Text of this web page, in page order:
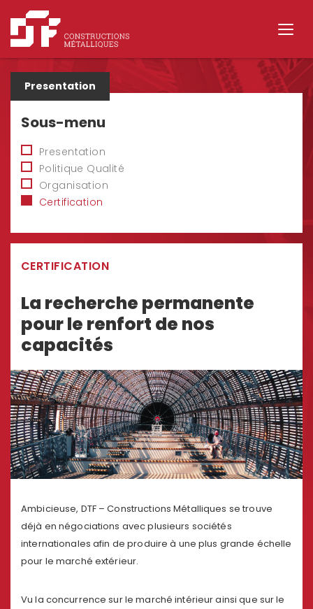
Sous-menu
Presentation
Politique Qualité
Organisation
Certification
CERTIFICATION
La recherche permanente
pour le renfort de nos
capacités
Ambicieuse, DTF – Constructions Métalliques se trouve
déjà en négociations avec plusieurs sociétés
internationales afin de produire à une plus grande échelle
pour le marché extérieur.
Vu la concurrence sur le marché intérieur ainsi que sur le